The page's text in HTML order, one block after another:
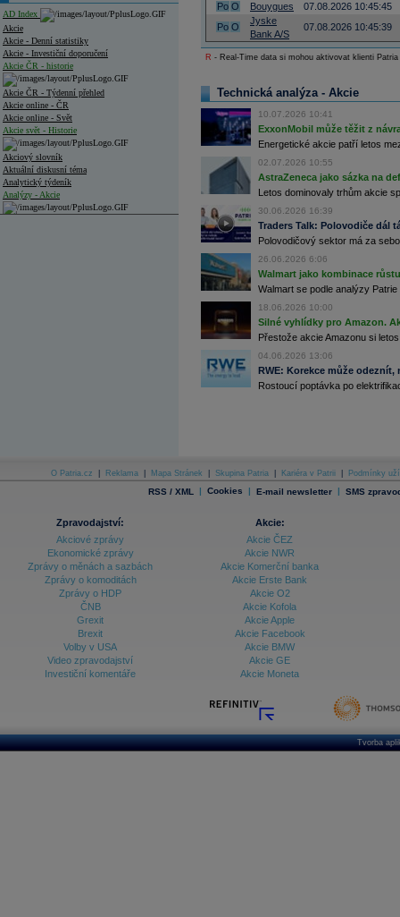
AD Index
Akcie
Akcie - Denní statistiky
Akcie - Investiční doporučení
Akcie ČR - historie
Akcie ČR - Týdenní přehled
Akcie online - ČR
Akcie online - Svět
Akcie svět - Historie
Akciový slovník
Aktuální diskusní téma
Analytický týdeník
Analýzy - Akcie
Archiv - Měsíční makroekonomické přehledy
Archiv - Vývoj české koruny
Archiv analýz - Makroukazatele
Ceny průmyslových výrobců - Data a prognózy
Ceny průmyslových výrobců - Graf (ČR)
Ceny průmyslových výrobců - Kalendář (ČR)
Ceny průmyslových výrobců - Zpravodajství
Databanka - Ceny
Po O Bouygues
07.08.2026 10:45:45
Po O
Jyske
Bank A/S
07.08.2026 10:45:39
R - Real-Time data si mohou aktivovat klienti
Technická analýza - Akcie
10.07.2026 10:41
ExxonMobil může těžit z
Energetické akcie patří letos
02.07.2026 10:55
AstraZeneca jako sázka na
Letos dominovaly trhům akcie
30.06.2026 16:39
Traders Talk: Polovodiče dál
Polovodičový sektor má za
26.06.2026 6:06
Walmart jako kombinace
Walmart se podle analýzy
18.06.2026 10:00
Silné vyhlídky pro Amazon.
Přestože akcie Amazonu si
04.06.2026 13:06
RWE: Korekce může
Rostoucí poptávka po
O Patria.cz Reklama Mapa Stránek Skupina Patria Kariéra v Patrii Podmínky
RSS / XML | Cookies | E-mail newsletter | SMS
Zpravodajství:
Akciové zprávy
Ekonomické zprávy
Zprávy o měnách a sazbách
Zprávy o komoditách
Zprávy o HDP
ČNB
Grexit
Brexit
Volby v USA
Video zpravodajství
Investiční komentáře
Akcie:
Akcie ČEZ
Akcie NWR
Akcie Komerční banka
Akcie Erste Bank
Akcie O2
Akcie Kofola
Akcie Apple
Akcie Facebook
Akcie BMW
Akcie GE
Akcie Moneta
Tvorba